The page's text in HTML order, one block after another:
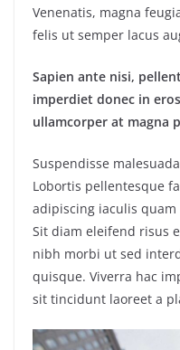
Venenatis, magna
felis ut semper lacus
Sapien ante nisi,
imperdiet donec in
ullamcorper at magna
Suspendisse
Lobortis pellentesque
adipiscing iaculis
Sit diam eleifend risus
nibh morbi ut sed
quisque. Viverra hac
sit tincidunt laoreet a